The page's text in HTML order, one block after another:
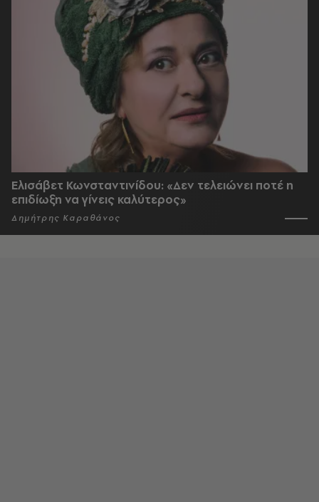
Ελισάβετ Κωνσταντινίδου: «Δεν τελειώνει ποτέ η
επιδίωξη να γίνεις καλύτερος»
Δημήτρης Καραθάνος